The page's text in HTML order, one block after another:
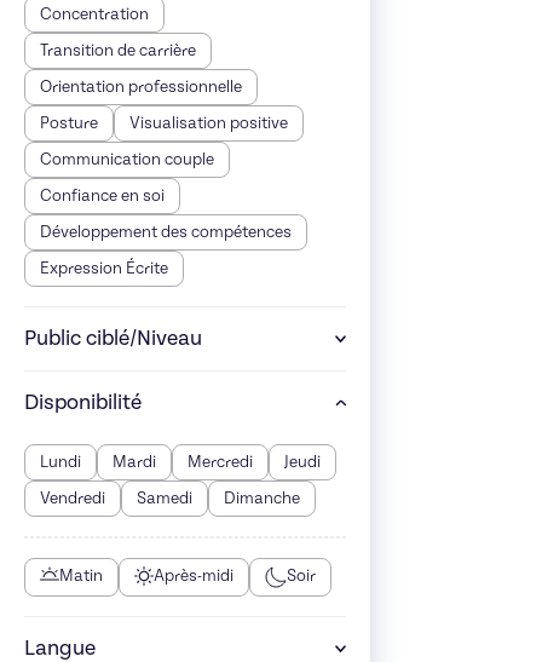
Concentration
Transition de carrière
Orientation professionnelle
Posture
Visualisation positive
Communication couple
Confiance en soi
Développement des compétences
Expression Écrite
Public ciblé/Niveau
Disponibilité
Lundi Mardi Mercredi
Jeudi
Vendredi
Samedi Dimanche
Matin Après-midi Soir
Langue